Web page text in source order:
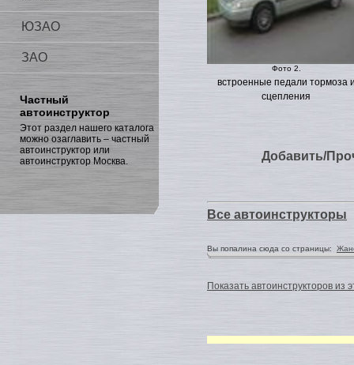
ЮЗАО
ЗАО
Частный
автоинструктор
Этот раздел нашего каталога
можно озаглавить – частный
автоинструктор или
автоинструктор Москва.
Фото 2.
встроенные педали тормоза
сцепления
Добавить/
Все автоинструкторы
Вы попалина сюда со страницы:
Показать автоинструкторов из